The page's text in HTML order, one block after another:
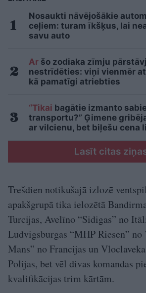
Nosaukti nāvējošākie
ceļiem: turam īkšķus, lai
savu auto
Ar šo zodiaka zīmju
nestrīdēties: viņi vienmēr
kā pamatīgi atriebties
“Tikai bagātie izmanto
transportu?” Ģimene
ar vilcienu, bet biļešu cena
Lasīt citas
Trešdien notikušajā izlozē
apakšgrupā tika ielozētā
Turcijas, Avelīno “Sidigas” no
Ludvigsburgas “MHP Riesen” no
Mans” no Francijas un
Polijas, bet vēl divas komandas
kvalifikācijas trim kārtām.